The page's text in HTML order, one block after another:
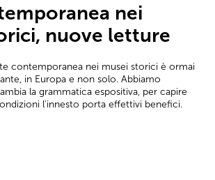
nei
nuove letture
contemporanea nei musei storici è ormai
in Europa e non solo. Abbiamo
la grammatica espositiva, per capire
l'innesto porta effettivi benefici.